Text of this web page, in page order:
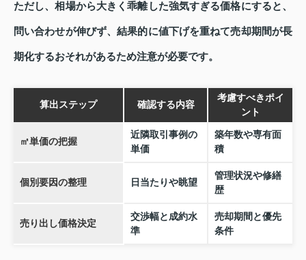
ただし、相場から大きく乖離した強気すぎる価格にすると、
問い合わせが伸びず、結果的に値下げを重ねて売却期間が長
期化するおそれがあるため注意が必要です。
算出ステップ 確認する内容
考慮すべきポイ
ント
㎡単価の把握
近隣取引事例の
単価
築年数や専有面
積
個別要因の整理 日当たりや眺望
管理状況や修繕
歴
売り出し価格決定
交渉幅と成約水
準
売却期間と優先
条件